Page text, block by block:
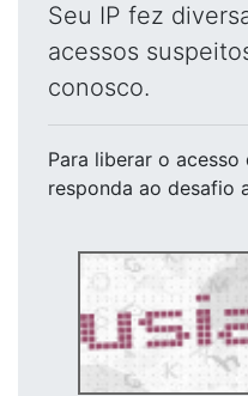
Seu IP fez
acessos
conosco.
Para liberar o acesso
responda ao desafio